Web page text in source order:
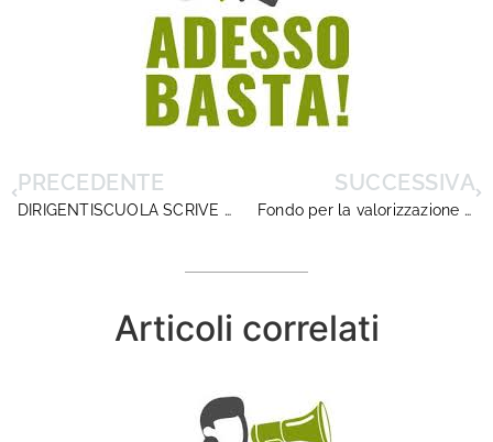
PRECEDENTE
DIRIGENTISCUOLA SCRIVE AI DUE NEO MINISTRI
SUCCESSIVA
Fondo per la valorizzazione del merito e Contrattazione d’Istituto 2019/20
Articoli correlati